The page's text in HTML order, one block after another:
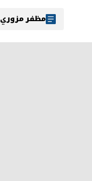
مظفر مزوري